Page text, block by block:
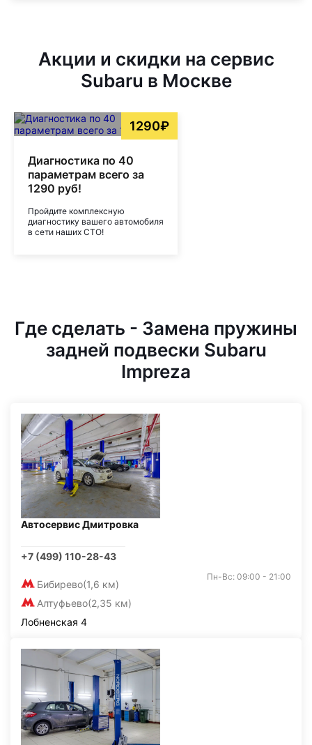
Акции и скидки на сервис
Subaru в Москве
1290₽
Диагностика по 40
параметрам всего за
1290 руб!
Пройдите комплексную
диагностику вашего автомобиля
в сети наших СТО!
Где сделать - Замена пружины
задней подвески Subaru
Impreza
Автосервис Дмитровка
+7 (499) 110-28-43
Бибирево(1,6 км)
Алтуфьево(2,35 км)
Пн-Вс: 09:00 - 21:00
Лобненская 4